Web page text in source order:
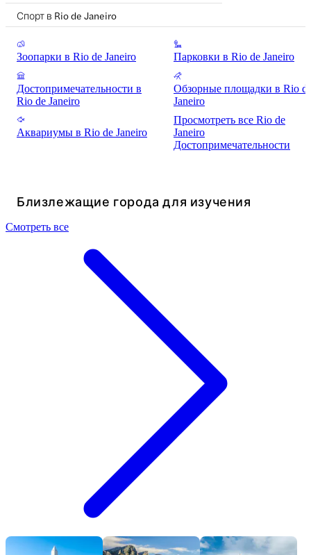
Спорт в Rio de Janeiro
Зоопарки в Rio de Janeiro Парковки в Rio de Janeiro
Достопримечательности в
Rio de Janeiro
Обзорные площадки в Rio
Janeiro
Аквариумы в Rio de Janeiro
Просмотреть все Rio de
Janeiro
Достопримечательности
Близлежащие города для изучения
Смотреть все